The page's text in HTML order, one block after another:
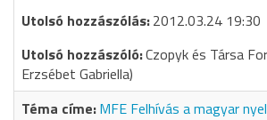
2012.03.24 19:30
Czopyk és Társa
Erzsébet Gabriella)
MFE Felhívás a magyar